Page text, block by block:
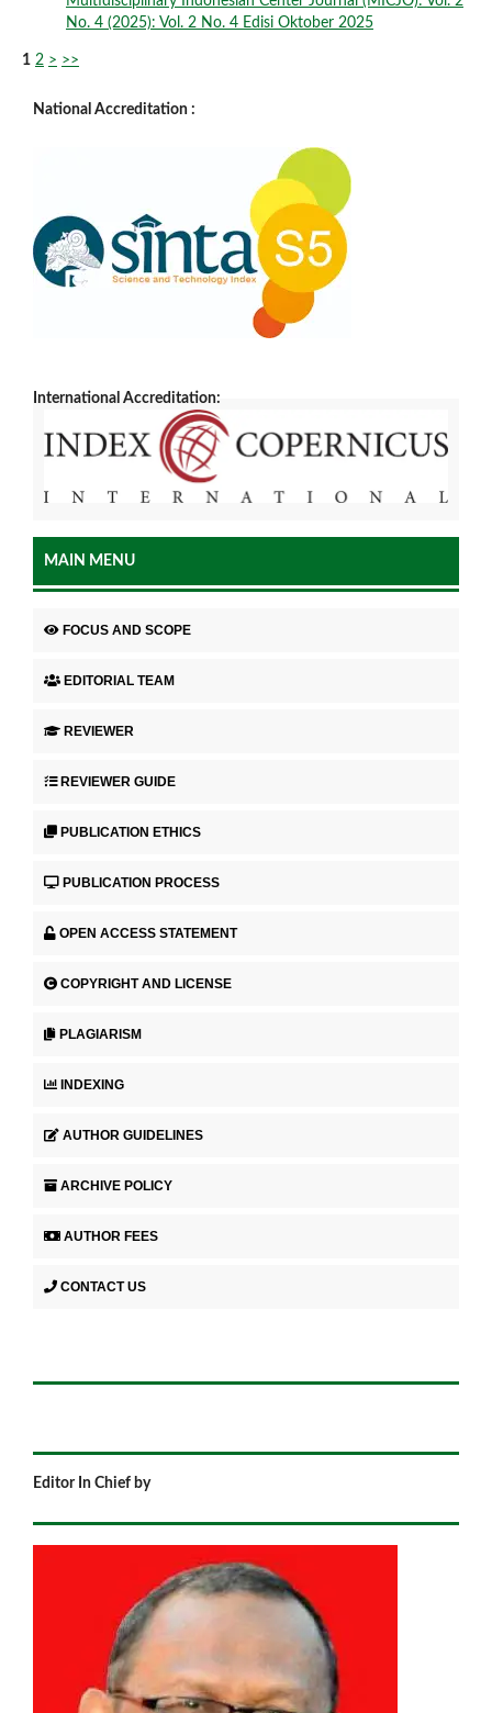
No. 4 (2025): Vol. 2 No. 4 Edisi Oktober 2025
1 2 > >>
National Accreditation :
International Accreditation:
MAIN MENU
FOCUS AND SCOPE
EDITORIAL TEAM
REVIEWER
REVIEWER GUIDE
PUBLICATION ETHICS
PUBLICATION PROCESS
OPEN ACCESS STATEMENT
COPYRIGHT AND LICENSE
PLAGIARISM
INDEXING
AUTHOR GUIDELINES
ARCHIVE POLICY
AUTHOR FEES
CONTACT US
Editor In Chief by